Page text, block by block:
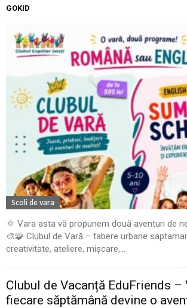
GOKID
Scoli de vara
🌞 Vara asta vă propunem două aventuri de
🎨🧩 Clubul de Vară – tabere urbane
creativitate, ateliere, mișcare,...
Clubul de Vacanță EduFriends –
fiecare săptămână devine o